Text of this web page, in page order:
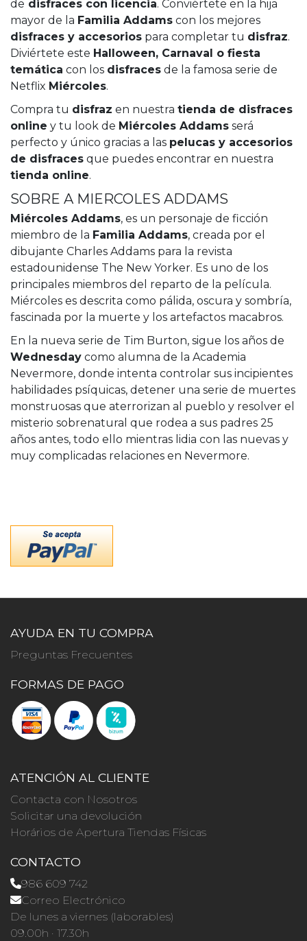
de disfraces con licencia. Conviértete en la hija
mayor de la Familia Addams con los mejores
disfraces y accesorios para completar tu disfraz.
Diviértete este Halloween, Carnaval o fiesta
temática con los disfraces de la famosa serie de
Netflix Miércoles.
Compra tu disfraz en nuestra tienda de disfraces
online y tu look de Miércoles Addams será
perfecto y único gracias a las pelucas y accesorios
de disfraces que puedes encontrar en nuestra
tienda online.
SOBRE A MIERCOLES ADDAMS
Miércoles Addams, es un personaje de ficción
miembro de la Familia Addams, creada por el
dibujante Charles Addams para la revista
estadounidense The New Yorker. Es uno de los
principales miembros del reparto de la película.
Miércoles es descrita como pálida, oscura y sombría,
fascinada por la muerte y los artefactos macabros.
En la nueva serie de Tim Burton, sigue los años de
Wednesday como alumna de la Academia
Nevermore, donde intenta controlar sus incipientes
habilidades psíquicas, detener una serie de muertes
monstruosas que aterrorizan al pueblo y resolver el
misterio sobrenatural que rodea a sus padres 25
años antes, todo ello mientras lidia con las nuevas y
muy complicadas relaciones en Nevermore.
AYUDA EN TU COMPRA
Preguntas Frecuentes
FORMAS DE PAGO
ATENCIÓN AL CLIENTE
Contacta con Nosotros
Solicitar una devolución
Horários de Apertura Tiendas Físicas
CONTACTO
986 609 742
Correo Electrónico
De lunes a viernes (laborables)
09.00h · 17.30h